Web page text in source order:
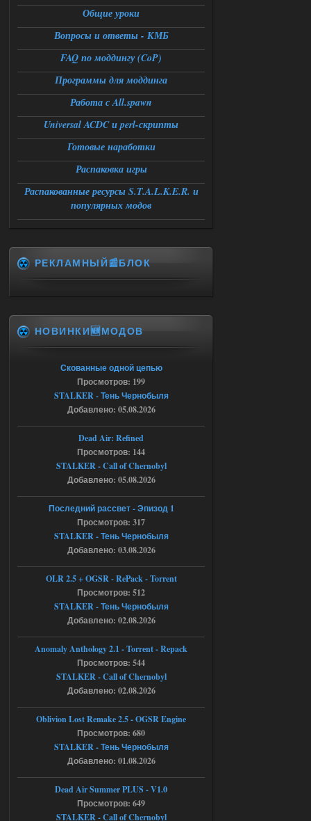
мануалу......
Ответить ➤
06.08.2026
Игра для сталкера 21-очко
23:13
ruslanpyrusov
как изменить макс сумму
ставки в файлах чтобы
ставить больше 1 к
Ответить ➤
Тайна Зоны - Remaster 2026
21:33
Stalker-Mods-Clan-su
Ответить ➤
05.08.2026
патч я установил после
установки мода, да, ладно,
наверное вы правы придется ожидать
Ответить ➤
Тайна Зоны - Remaster 2026
20:50
Stalker-Mods-Clan-su
Доступно только для пользователей
Тайна Зоны - Remaster 2026
20:25
AndreySA
[05.08.26
20:23:10.934] [17468]
FATAL ERROR
[error]Expression : FATAL ERROR
[error]Function :
CScriptEngine::lua_pcall_failed
[error]File : D:\a\OGSR-
t_engine.cpp
[error]Line : 75
[error]Description :
[CScriptEngine::lua_pcall_failed]: ... -
ript:510: attempt to index local 'manager'
(a nil value)
Вылет после захода в Припять.
Ответить ➤
05.08.2026
Скованные одной цепью
r4908778
с избавлением от баласта,
Общие уроки
Вопросы и ответы - КМБ
FAQ по моддингу (CoP)
Программы для моддинга
Работа с All.spawn
Universal ACDC и perl-скрипты
Готовые наработки
Распаковка игры
Распакованные ресурсы S.T.A.L.K.E.R. и
популярных модов
РЕКЛАМНЫЙ📰БЛОК
НОВИНКИ🆕МОДОВ
Скованные одной цепью
Просмотров: 199
STALKER - Тень Чернобыля
Добавлено: 05.08.2026
Dead Air: Refined
Просмотров: 144
STALKER - Call of Chernobyl
Добавлено: 05.08.2026
Последний рассвет - Эпизод 1
Просмотров: 317
STALKER - Тень Чернобыля
Добавлено: 03.08.2026
OLR 2.5 + OGSR - RePack - Torrent
Просмотров: 512
STALKER - Тень Чернобыля
Добавлено: 02.08.2026
Anomaly Anthology 2.1 - Torrent - Repack
Просмотров: 544
STALKER - Call of Chernobyl
Добавлено: 02.08.2026
Oblivion Lost Remake 2.5 - OGSR Engine
Просмотров: 680
STALKER - Тень Чернобыля
Добавлено: 01.08.2026
Dead Air Summer PLUS - V1.0
Просмотров: 649
STALKER - Call of Chernobyl